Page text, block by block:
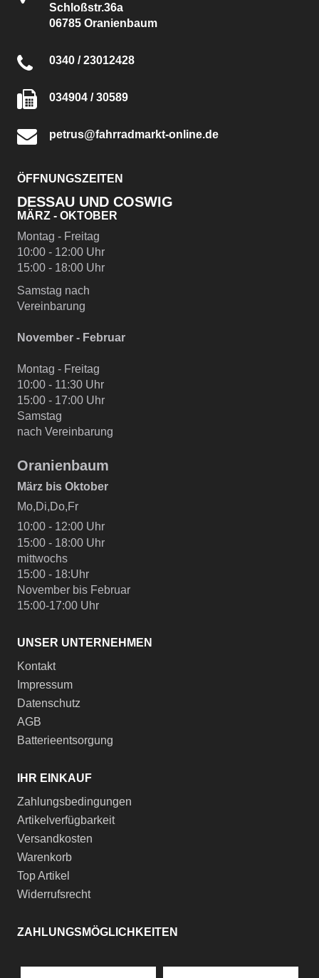
Schloßstr.36a
06785 Oranienbaum
0340 / 23012428
034904 / 30589
petrus@fahrradmarkt-online.de
ÖFFNUNGSZEITEN
DESSAU UND COSWIG
MÄRZ - OKTOBER
Montag - Freitag
10:00 - 12:00 Uhr
15:00 - 18:00 Uhr
Samstag nach
Vereinbarung
November - Februar
Montag - Freitag
10:00 - 11:30 Uhr
15:00 - 17:00 Uhr
Samstag
nach Vereinbarung
Oranienbaum
März bis Oktober
Mo,Di,Do,Fr
10:00 - 12:00 Uhr
15:00 - 18:00 Uhr
mittwochs
15:00 - 18:Uhr
November bis Februar
15:00-17:00 Uhr
UNSER UNTERNEHMEN
Kontakt
Impressum
Datenschutz
AGB
Batterieentsorgung
IHR EINKAUF
Zahlungsbedingungen
Artikelverfügbarkeit
Versandkosten
Warenkorb
Top Artikel
Widerrufsrecht
ZAHLUNGSMÖGLICHKEITEN